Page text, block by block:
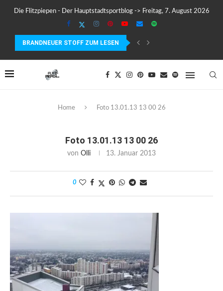
Die Flitzpiepen - Der Hauptstadtsportblog -> Freitag, 7. August 2026
BRANDNEUER STOFF ZUM LESEN
COROS PACE 4 IM TEST – LEICHT, SCHNELL...
Home Foto 13.01.13 13 00 26
Foto 13.01.13 13 00 26
von Olli 13. Januar 2013
0